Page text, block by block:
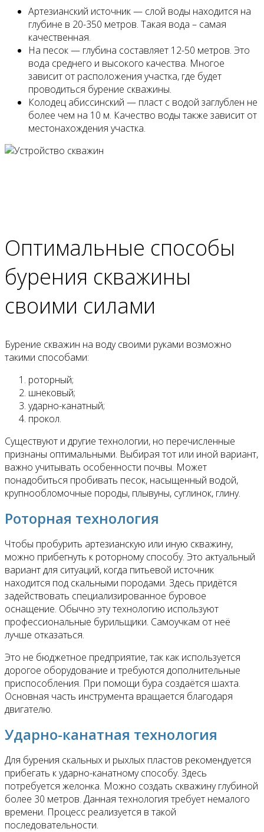
Артезианский источник — слой воды находится на
глубине в 20-350 метров. Такая вода – самая
качественная.
На песок — глубина составляет 12-50 метров. Это
вода среднего и высокого качества. Многое
зависит от расположения участка, где будет
проводиться бурение скважины.
Колодец абиссинский — пласт с водой заглублен не
более чем на 10 м. Качество воды также зависит от
местонахождения участка.
Оптимальные способы
бурения скважины
своими силами
Бурение скважин на воду своими руками возможно
такими способами:
роторный;
шнековый;
ударно-канатный;
прокол.
Существуют и другие технологии, но перечисленные
признаны оптимальными. Выбирая тот или иной вариант,
важно учитывать особенности почвы. Может
понадобиться пробивать песок, насыщенный водой,
крупнообломочные породы, плывуны, суглинок, глину.
Роторная технология
Чтобы пробурить артезианскую или иную скважину,
можно прибегнуть к роторному способу. Это актуальный
вариант для ситуаций, когда питьевой источник
находится под скальными породами. Здесь придётся
задействовать специализированное буровое
оснащение. Обычно эту технологию используют
профессиональные бурильщики. Самоучкам от неё
лучше отказаться.
Это не бюджетное предприятие, так как используется
дорогое оборудование и требуются дополнительные
приспособления. При помощи бура создаётся шахта.
Основная часть инструмента вращается благодаря
двигателю.
Ударно-канатная технология
Для бурения скальных и рыхлых пластов рекомендуется
прибегать к ударно-канатному способу. Здесь
потребуется желонка. Можно создать скважину глубиной
более 30 метров. Данная технология требует немалого
времени. Процесс реализуется в такой
последовательности.